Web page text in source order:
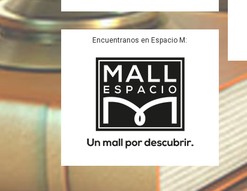
Encuentranos en Espacio M: